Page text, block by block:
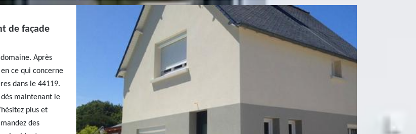
de façade
Après
ce qui concerne
dans le 44119.
maintenant le
plus et
des